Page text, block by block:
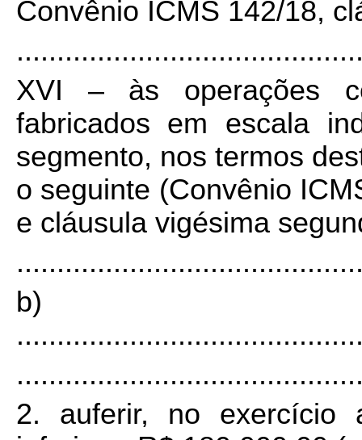
Convênio ICMS 142/18,
XVI – às operações
fabricados em escala
segmento, nos termos
o seguinte (Convênio
e cláusula vigésima
b)
2. auferir, no exercício